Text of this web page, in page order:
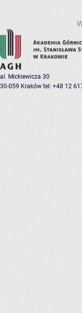
al. Mickiewicza 30
30-059 Kraków tel: +48 12